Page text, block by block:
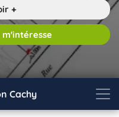
+
Cachy